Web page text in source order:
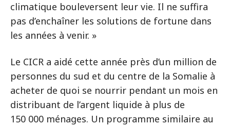
climatique bouleversent leur vie. Il ne suffira
pas d’enchaîner les solutions de fortune dans
les années à venir. »
Le CICR a aidé cette année près d’un million de
personnes du sud et du centre de la Somalie à
acheter de quoi se nourrir pendant un mois en
distribuant de l’argent liquide à plus de
150 000 ménages. Un programme similaire au